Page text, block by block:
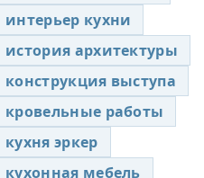
интерьер кухни
история архитектуры
конструкция выступа
кровельные работы
кухня эркер
кухонная мебель